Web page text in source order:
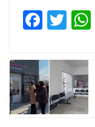
F
c
e
b
o
T
itt
er